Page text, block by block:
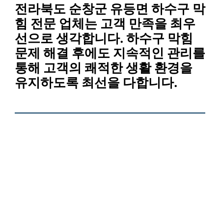
전라북도 순창군 유등면 하수구 막
힘 전문 업체는 고객 만족을 최우
선으로 생각합니다. 하수구 막힘
문제 해결 후에도 지속적인 관리를
통해 고객의 쾌적한 생활 환경을
유지하도록 최선을 다합니다.